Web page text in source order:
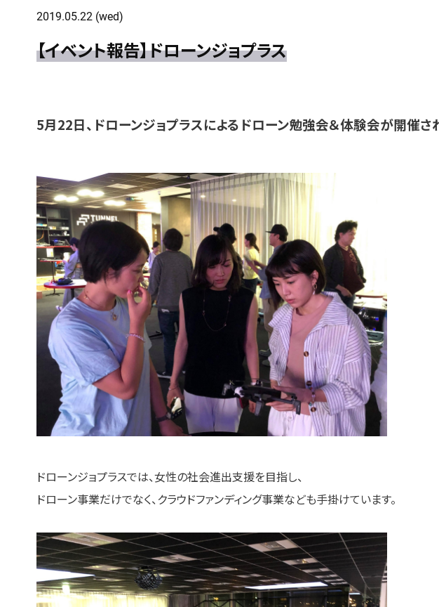
2019.05.22 (wed)
【イベント報告】ドローンジョプラス
5月22日、ドローンジョプラスによるドローン勉強会＆体験会が開催さ
ドローンジョプラスでは、女性の社会進出支援を目指し、
ドローン事業だけでなく、クラウドファンディング事業なども手掛けています。